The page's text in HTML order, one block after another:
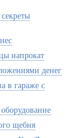
напрокат
денег
в гараже с
щебня